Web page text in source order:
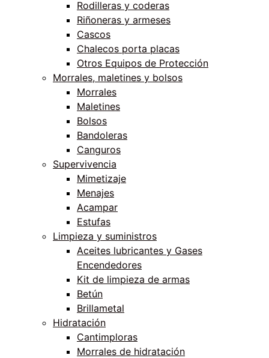
Rodilleras y coderas
Riñoneras y armeses
Cascos
Chalecos porta placas
Otros Equipos de Protección
Morrales, maletines y bolsos
Morrales
Maletines
Bolsos
Bandoleras
Canguros
Supervivencia
Mimetizaje
Menajes
Acampar
Estufas
Limpieza y suministros
Aceites lubricantes y Gases
Encendedores
Kit de limpieza de armas
Betún
Brillametal
Hidratación
Cantimploras
Morrales de hidratación